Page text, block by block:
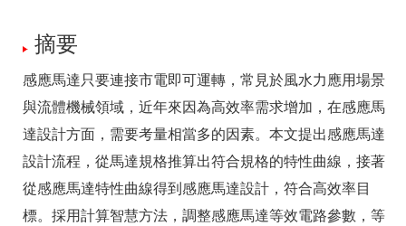
摘要
感應馬達只要連接市電即可運轉，常見於風水力應用場景
與流體機械領域，近年來因為高效率需求增加，在感應馬
達設計方面，需要考量相當多的因素。本文提出感應馬達
設計流程，從馬達規格推算出符合規格的特性曲線，接著
從感應馬達特性曲線得到感應馬達設計，符合高效率目
標。採用計算智慧方法，調整感應馬達等效電路參數，等